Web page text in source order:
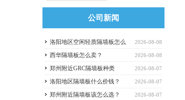
公司新闻
2026-08-08
洛阳地区空闲轻质隔墙板怎么
买？
2026-08-08
西华隔墙板怎么卖？
2026-08-07
郑州附近GRC隔墙板种类
2026-08-07
洛阳地区隔墙板什么价钱？
2026-08-07
郑州附近隔墙板该怎么选？